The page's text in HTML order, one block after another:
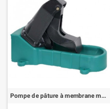
Pompe de pâture à membrane modèle 547 standard SUEVIA